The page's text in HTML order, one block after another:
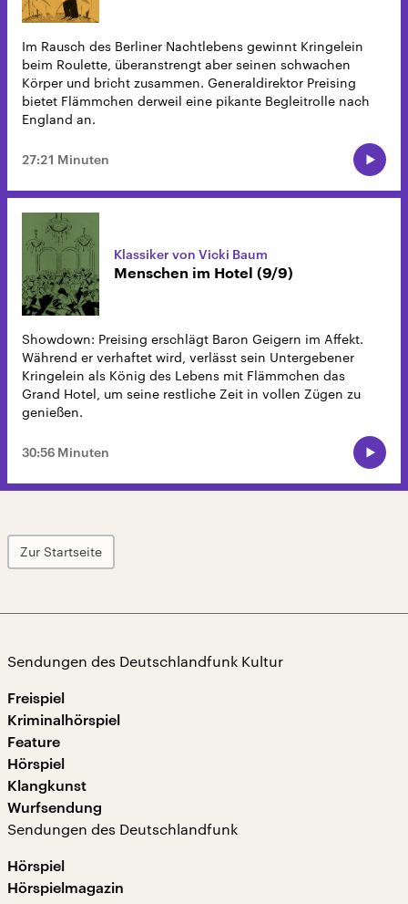
Im Rausch des Berliner Nachtlebens gewinnt Kringelein
beim Roulette, überanstrengt aber seinen schwachen
Körper und bricht zusammen. Generaldirektor Preising
bietet Flämmchen derweil eine pikante Begleitrolle nach
England an.
27:21 Minuten
Klassiker von Vicki Baum
Menschen im Hotel (9/9)
Showdown: Preising erschlägt Baron Geigern im Affekt.
Während er verhaftet wird, verlässt sein Untergebener
Kringelein als König des Lebens mit Flämmchen das
Grand Hotel, um seine restliche Zeit in vollen Zügen zu
genießen.
30:56 Minuten
Zur Startseite
Sendungen des Deutschlandfunk Kultur
Freispiel
Kriminalhörspiel
Feature
Hörspiel
Klangkunst
Wurfsendung
Sendungen des Deutschlandfunk
Hörspiel
Hörspielmagazin